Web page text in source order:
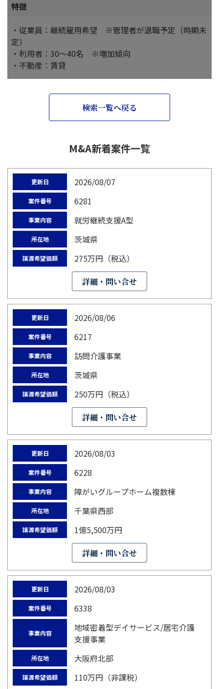
特徴
・従業員：継続雇用希望 ※管理者が退職予定（時期未
定）
・利用者：30～40名 ※増加傾向
・不動産：賃貸
検索一覧へ戻る
M&A新着案件一覧
更新日 2026/08/07
案件番号 6281
事業内容 就労継続支援A型
所在地 茨城県
譲渡希望価額 275万円（税込）
詳細・問い合せ
更新日 2026/08/06
案件番号 6217
事業内容 訪問介護事業
所在地 茨城県
譲渡希望価額 250万円（税込）
詳細・問い合せ
更新日 2026/08/03
案件番号 6228
事業内容 障がいグループホーム複数棟
所在地 千葉県西部
譲渡希望価額 1億5,500万円
詳細・問い合せ
更新日 2026/08/03
案件番号 6338
事業内容
地域密着型デイサービス/居宅介護
支援事業
所在地 大阪府北部
譲渡希望価額 110万円（非課税）